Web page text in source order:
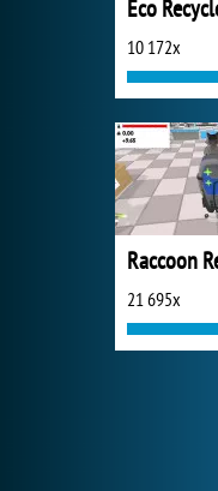
Eco
10 172x
Raccoon
21 695x